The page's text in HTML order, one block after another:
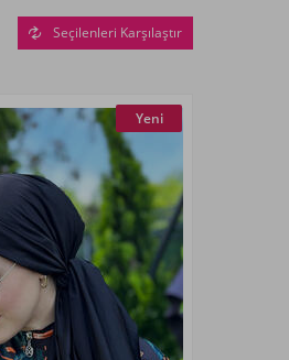
Seçilenleri Karşılaştır
Yeni